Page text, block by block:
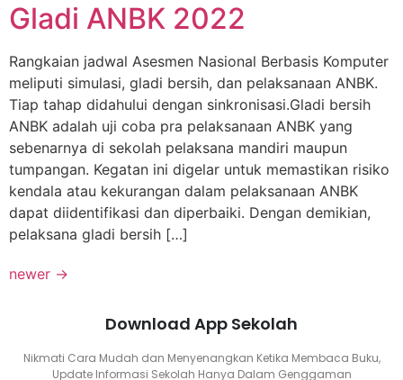
Gladi ANBK 2022
Rangkaian jadwal Asesmen Nasional Berbasis Komputer
meliputi simulasi, gladi bersih, dan pelaksanaan ANBK.
Tiap tahap didahului dengan sinkronisasi.Gladi bersih
ANBK adalah uji coba pra pelaksanaan ANBK yang
sebenarnya di sekolah pelaksana mandiri maupun
tumpangan. Kegatan ini digelar untuk memastikan risiko
kendala atau kekurangan dalam pelaksanaan ANBK
dapat diidentifikasi dan diperbaiki. Dengan demikian,
pelaksana gladi bersih […]
newer →
Download App Sekolah
Nikmati Cara Mudah dan Menyenangkan Ketika Membaca Buku,
Update Informasi Sekolah Hanya Dalam Genggaman